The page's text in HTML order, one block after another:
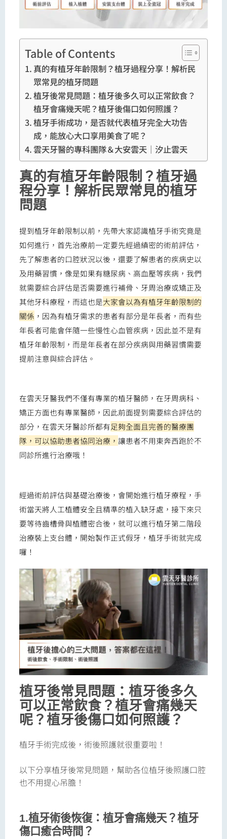
Table of Contents
真的有植牙年齡限制？植牙過程分享！解析民
眾常見的植牙問題
植牙後常見問題：植牙後多久可以正常飲食？
植牙會痛幾天呢？植牙後傷口如何照護？
植牙手術成功，是否就代表植牙完全大功告
成，能放心大口享用美食了呢？
雲天牙醫的專科團隊＆大安雲天｜汐止雲天
真的有植牙年齡限制？植牙過
程分享！解析民眾常見的植牙
問題
提到植牙年齡限制以前，先帶大家認識植牙手術究竟是
如何進行，首先治療前一定要先經過縝密的術前評估，
先了解患者的口腔狀況以後，還要了解患者的疾病史以
及用藥習慣，像是如果有糖尿病、高血壓等疾病，我們
就需要綜合評估是否需要進行補骨、牙周治療或矯正及
其他牙科療程，而這也是大家會以為有植牙年齡限制的
關係 ，因為有植牙需求的患者有部分是年長者，而有些
年長者可能會伴隨一些慢性心血管疾病，因此並不是有
植牙年齡限制，而是年長者在部分疾病與用藥習慣需要
提前注意與綜合評估。
在雲天牙醫我們不僅有專業的植牙醫師，在牙周病科、
矯正方面也有專業醫師，因此前面提到需要綜合評估的
部分，在雲天牙醫診所都有足夠全面且完善的醫療團
隊，可以協助患者協同治療， 讓患者不用東奔西跑於不
同診所進行治療哦！
經過術前評估與基礎治療後，會開始進行植牙療程，手
術當天將人工植體安全且精準的植入缺牙處，接下來只
要等待齒槽骨與植體密合後，就可以進行植牙第二階段
治療裝上支台體，開始製作正式假牙，植牙手術就完成
囉！
植牙後常見問題：植牙後多久
可以正常飲食？植牙會痛幾天
呢？植牙後傷口如何照護？
植牙手術完成後，術後照護就很重要啦！
以下分享植牙後常見問題，幫助各位植牙後照護口腔
也不用提心吊膽！
1.植牙術後恢復：植牙會痛幾天？植牙
傷口癒合時間？